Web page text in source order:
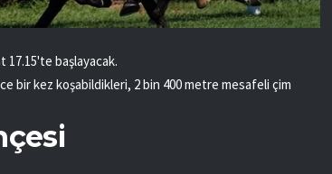
başlayacak.
bir kez koşabildikleri, 2 bin 400 metre mesafeli çim